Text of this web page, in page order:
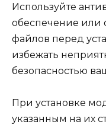
Используйте
обеспечение или
файлов перед
избежать
безопасностью
При установке
указанным на их